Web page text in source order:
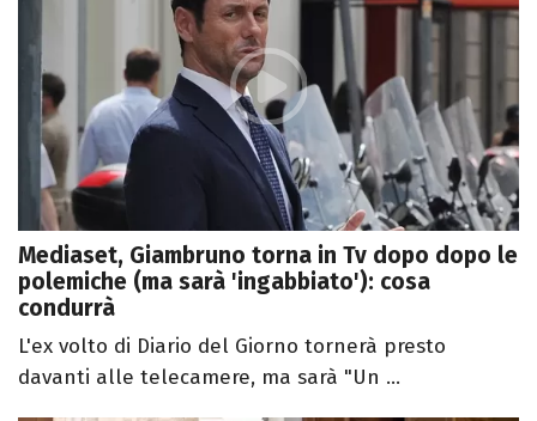
Mediaset, Giambruno torna in Tv dopo dopo le
polemiche (ma sarà 'ingabbiato'): cosa
condurrà
L'ex volto di Diario del Giorno tornerà presto
davanti alle telecamere, ma sarà "Un ...